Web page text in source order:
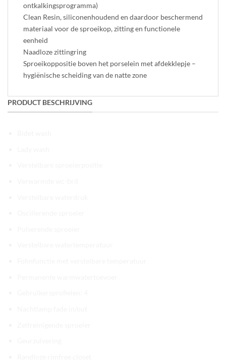
ontkalkingsprogramma)
Clean Resin, siliconenhoudend en daardoor beschermend
materiaal voor de sproeikop, zitting en functionele
eenheid
Naadloze zittingring
Sproeikoppositie boven het porselein met afdekklepje –
hygiënische scheiding van de natte zone
PRODUCT BESCHRIJVING